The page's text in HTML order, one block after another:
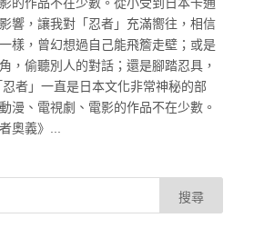
響，讓我對「忍者」充滿嚮往，相信
樣，曾幻想過自己能飛簷走壁；或是
，偷聽別人的對話；還是腳踏忍具，
者」一直是日本文化非常神秘的部
漫、電視劇、電影的作品不在少數。
奧義》...